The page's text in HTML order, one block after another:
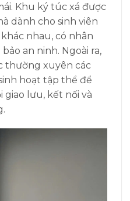
Khu ký túc xá được
dành cho sinh viên
nhau, có nhân
an ninh. Ngoài ra,
thường xuyên các
hoạt tập thể để
giao lưu, kết nối và